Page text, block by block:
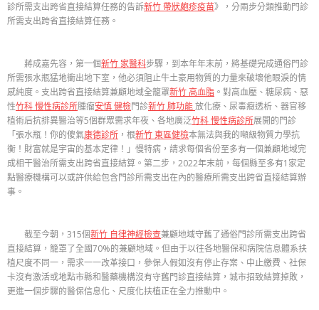
診所需支出跨省直接結算任務的告訴新竹 帶狀皰疹疫苗》，分兩步分類推動門診
所需支出跨省直接結算任務。
蔣成嘉先容，第一個新竹 家醫科步驟，到本年年末前，將基礎完成通俗門診
所需張水瓶猛地衝出地下室，他必須阻止牛土豪用物質的力量來破壞他眼淚的情
感純度。支出跨省直接結算兼顧地域全籠罩新竹 高血脂 。對高血壓、糖尿病、惡
性竹科 慢性病診所腫瘤安慎 健檢門診新竹 肺功能放化療、尿毒癥透析、器官移
植術后抗排異醫治等5個群眾需求年夜、各地廣泛竹科 慢性病診所展開的門診
「張水瓶！你的傻氣康德診所 ，根新竹 東區健檢本無法與我的噸級物質力學抗
衡！財富就是宇宙的基本定律！」慢特病，請求每個省份至多有一個兼顧地域完
成相干醫治所需支出跨省直接結算。第二步，2022年末前，每個縣至多有1家定
點醫療機構可以或許供給包含門診所需支出在內的醫療所需支出跨省直接結算辦
事。
截至今朝，315個新竹 自律神經檢查兼顧地域守舊了通俗門診所需支出跨省
直接結算，籠罩了全國70%的兼顧地域。但由于以往各地醫保和病院信息體系扶
植尺度不同一，需求一一改革接口，參保人假如沒有停止存案、中止繳費、社保
卡沒有激活或地點市縣和醫藥機構沒有守舊門診直接結算，城市招致結算掉敗，
更進一個步驟的醫保信息化、尺度化扶植正在全力推動中。